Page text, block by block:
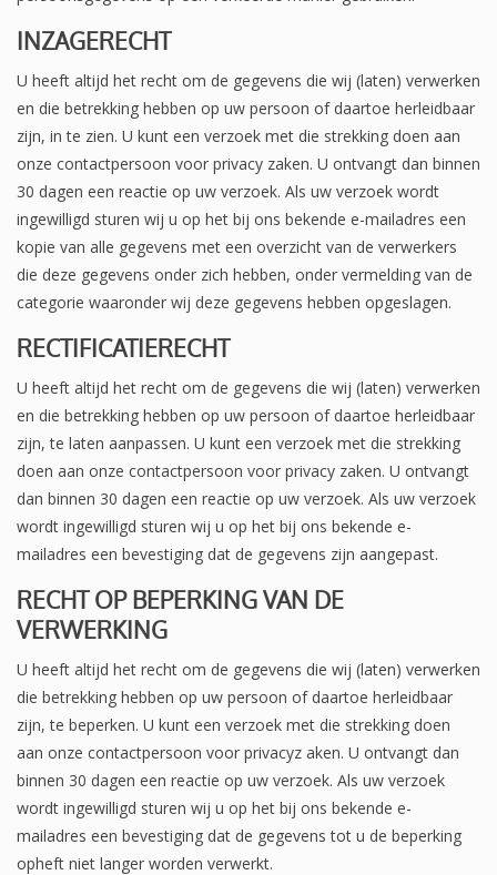
INZAGERECHT
U heeft altijd het recht om de gegevens die wij (laten) verwerken
en die betrekking hebben op uw persoon of daartoe herleidbaar
zijn, in te zien. U kunt een verzoek met die strekking doen aan
onze contactpersoon voor privacy zaken. U ontvangt dan binnen
30 dagen een reactie op uw verzoek. Als uw verzoek wordt
ingewilligd sturen wij u op het bij ons bekende e-mailadres een
kopie van alle gegevens met een overzicht van de verwerkers
die deze gegevens onder zich hebben, onder vermelding van de
categorie waaronder wij deze gegevens hebben opgeslagen.
RECTIFICATIERECHT
U heeft altijd het recht om de gegevens die wij (laten) verwerken
en die betrekking hebben op uw persoon of daartoe herleidbaar
zijn, te laten aanpassen. U kunt een verzoek met die strekking
doen aan onze contactpersoon voor privacy zaken. U ontvangt
dan binnen 30 dagen een reactie op uw verzoek. Als uw verzoek
wordt ingewilligd sturen wij u op het bij ons bekende e-
mailadres een bevestiging dat de gegevens zijn aangepast.
RECHT OP BEPERKING VAN DE
VERWERKING
U heeft altijd het recht om de gegevens die wij (laten) verwerken
die betrekking hebben op uw persoon of daartoe herleidbaar
zijn, te beperken. U kunt een verzoek met die strekking doen
aan onze contactpersoon voor privacyz aken. U ontvangt dan
binnen 30 dagen een reactie op uw verzoek. Als uw verzoek
wordt ingewilligd sturen wij u op het bij ons bekende e-
mailadres een bevestiging dat de gegevens tot u de beperking
opheft niet langer worden verwerkt.